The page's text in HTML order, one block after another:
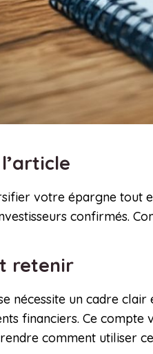
votre épargne tout
confirmés.
retenir
nécessite un cadre
financiers. Ce
comment utiliser